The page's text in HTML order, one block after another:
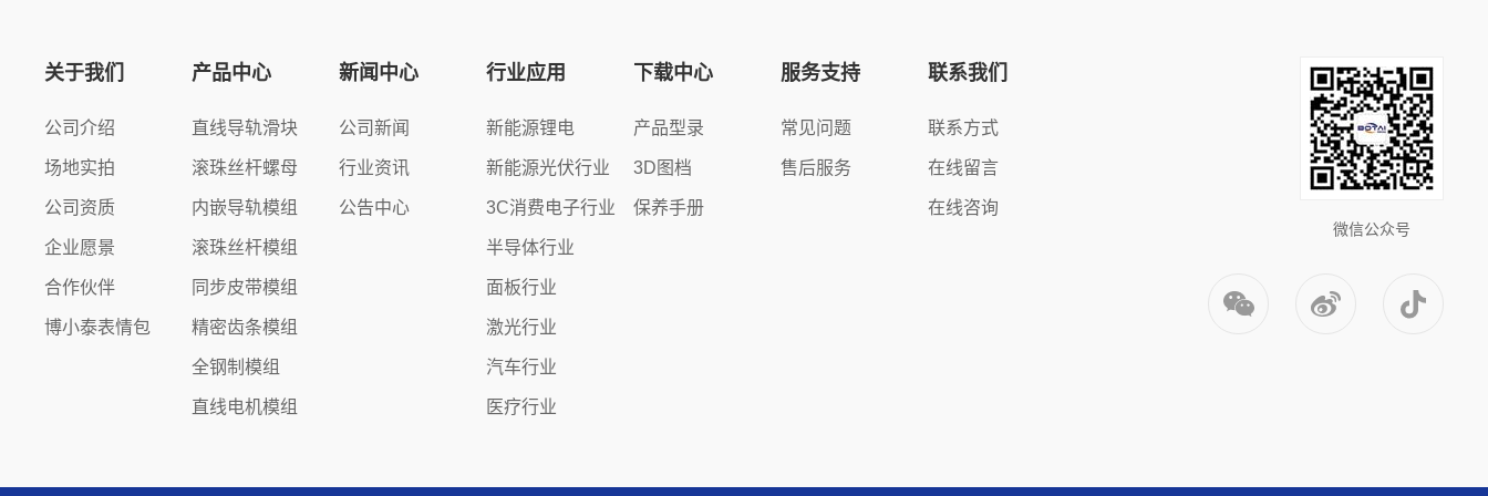
关于我们
公司介绍
场地实拍
公司资质
企业愿景
合作伙伴
博小泰表情包
产品中心
直线导轨滑块
滚珠丝杆螺母
内嵌导轨模组
滚珠丝杆模组
同步皮带模组
精密齿条模组
全钢制模组
直线电机模组
新闻中心
公司新闻
行业资讯
公告中心
行业应用
新能源锂电
新能源光伏行业
3C消费电子行业
半导体行业
面板行业
激光行业
汽车行业
医疗行业
下载中心
产品型录
3D图档
保养手册
服务支持
常见问题
售后服务
联系我们
联系方式
在线留言
在线咨询
微信公众号